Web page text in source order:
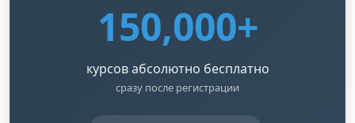
150,000+
курсов абсолютно бесплатно
сразу после регистрации